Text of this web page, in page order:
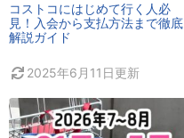
コストコにはじめて行く人必
見！入会から支払方法まで徹底
解説ガイド
2025年6月11日更新